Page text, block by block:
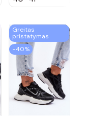
Greitas
pristatymas
−40%